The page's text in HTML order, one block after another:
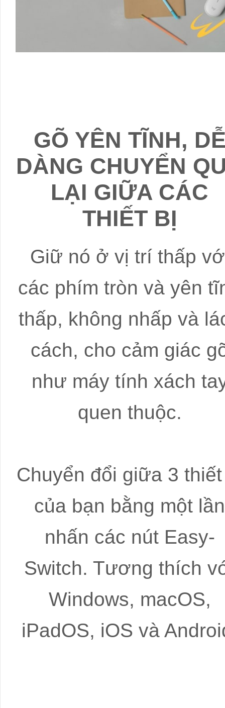
GÕ YÊN TĨNH,
DÀNG CHUYỂN
LẠI GIỮA CÁC
THIẾT BỊ
Giữ nó ở vị trí thấp
các phím tròn và yên
thấp, không nhấp và
cách, cho cảm giác
như máy tính xách
quen thuộc.
Chuyển đổi giữa 3
của bạn bằng một lần
nhấn các nút Easy-
Switch. Tương thích
Windows, macOS,
iPadOS, iOS và